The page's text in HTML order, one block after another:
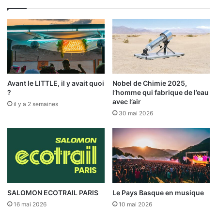
Avant le LITTLE, il y avait quoi
?
il y a 2 semaines
Nobel de Chimie 2025,
l’homme qui fabrique de l’eau
avec l’air
30 mai 2026
SALOMON ECOTRAIL PARIS
16 mai 2026
Le Pays Basque en musique
10 mai 2026